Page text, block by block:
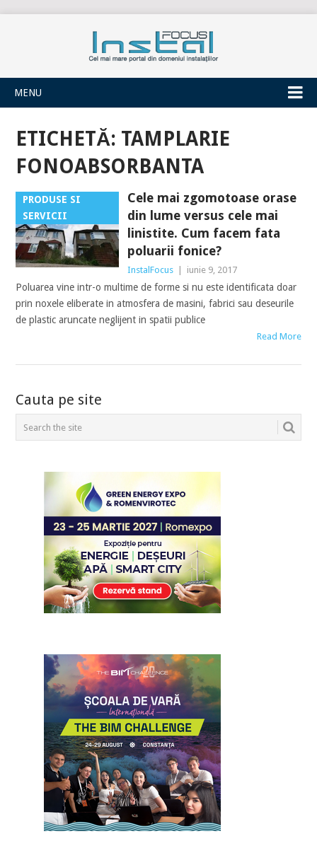
INSTALFOCUS
MENU
ETICHETĂ: TAMPLARIE
FONOABSORBANTA
PRODUSE SI
SERVICII
Cele mai zgomotoase orase
din lume versus cele mai
linistite. Cum facem fata
poluarii fonice?
InstalFocus iunie 9, 2017
Poluarea vine intr-o multime de forme si nu este identificata doar
prin noxele eliberate in atmosfera de masini, fabrici sau deseurile
de plastic aruncate neglijent in spatii publice
Read More
POSTS
NAVIGATION
Cauta pe site